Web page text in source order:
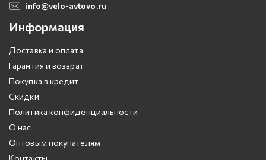
info@velo-avtovo.ru
Информация
Доставка и оплата
Гарантия и возврат
Покупка в кредит
Скидки
Политика конфиденциальности
О нас
Оптовым покупателям